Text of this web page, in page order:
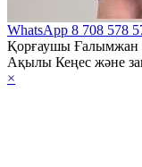
WhatsApp 8 708 578
Қорғаушы Ғалымжан
Ақылы Кеңес және
×